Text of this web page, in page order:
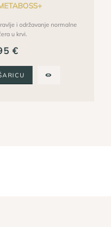
i održavanje normalne
u krvi.
€